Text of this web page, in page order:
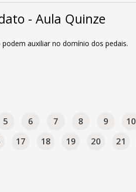
- Aula Quinze
auxiliar no domínio dos pedais.
5 6 7 8 9 10
17 18 19 20 21